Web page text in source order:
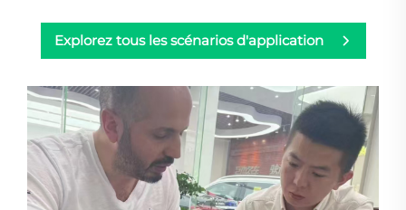
Explorez tous les scénarios d'application